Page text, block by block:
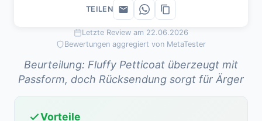
Letzte Review am 22.06.2026
Bewertungen aggregiert von MetaTester
Beurteilung: Fluffy Petticoat überzeugt mit
Passform, doch Rücksendung sorgt für Ärger
Vorteile
TEILEN